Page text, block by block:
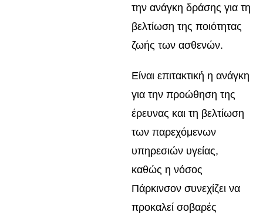
την ανάγκη δράσης για τη
βελτίωση της ποιότητας
ζωής των ασθενών.
Είναι επιτακτική η ανάγκη
για την προώθηση της
έρευνας και τη βελτίωση
των παρεχόμενων
υπηρεσιών υγείας,
καθώς η νόσος
Πάρκινσον συνεχίζει να
προκαλεί σοβαρές